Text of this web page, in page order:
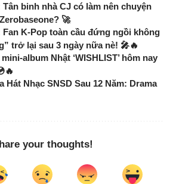
binh nhà CJ có làm nên chuyện
🚀
Fan K-Pop toàn cầu đứng ngồi không
trở lại sau 3 ngày nữa nè! 🎤🔥
album Nhật ‘WISHLIST’ hôm nay
Hát Nhạc SNSD Sau 12 Năm: Drama
your thoughts!